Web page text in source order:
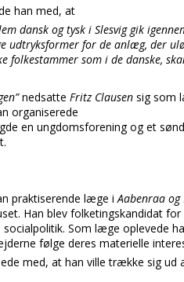
han med, at
dansk og tysk i Slesvig gik
udtryksformer for de anlæg, der
folkestammer som i de danske,
nedsatte Fritz Clausen sig som
organiserede
en ungdomsforening og et
praktiserende læge iAabenraa
Han blev folketingskandidat for
socialpolitik. Som læge oplevede
følge deres materielle
med, at han ville trække sig